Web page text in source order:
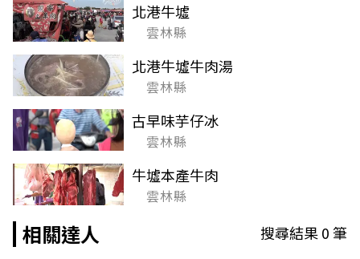
北港牛墟
雲林縣
北港牛墟牛肉湯
雲林縣
古早味芋仔冰
雲林縣
牛墟本產牛肉
雲林縣
相關達人 搜尋結果0筆